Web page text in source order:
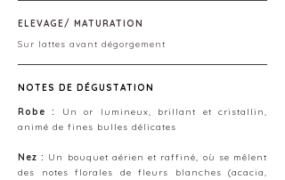
ELEVAGE/ MATURATION
Sur lattes avant dégorgement
NOTES DE DÉGUSTATION
Robe :
Un or lumineux, brillant et cristallin,
animé de fines bulles délicates
Nez : Un bouquet aérien et raffiné, où se mêlent
des notes florales de fleurs blanches (acacia,